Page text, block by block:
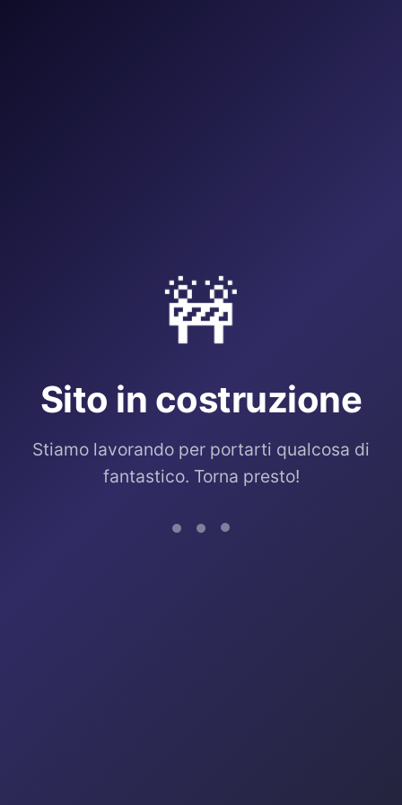
🚧
Sito in costruzione
Stiamo lavorando per portarti qualcosa di
fantastico. Torna presto!